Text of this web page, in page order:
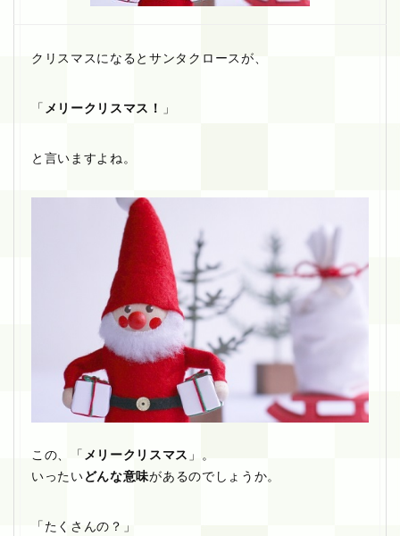
クリスマスになるとサンタクロースが、
「メリークリスマス！ 」
と言いますよね。
この、「メリークリスマス 」。
いったいどんな意味があるのでしょうか。
「たくさんの？」